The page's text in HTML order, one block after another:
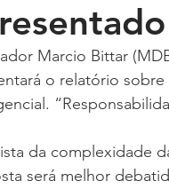
de Transporte
Categoria sem
Marcio Bittar
o relatório
da complexidade
será melhor